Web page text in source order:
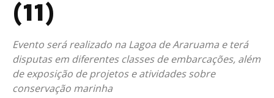
(11)
Evento será realizado na Lagoa de Araruama e terá
disputas em diferentes classes de embarcações, além
de exposição de projetos e atividades sobre
conservação marinha